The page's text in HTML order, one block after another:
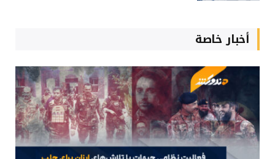
أخبار خاصة